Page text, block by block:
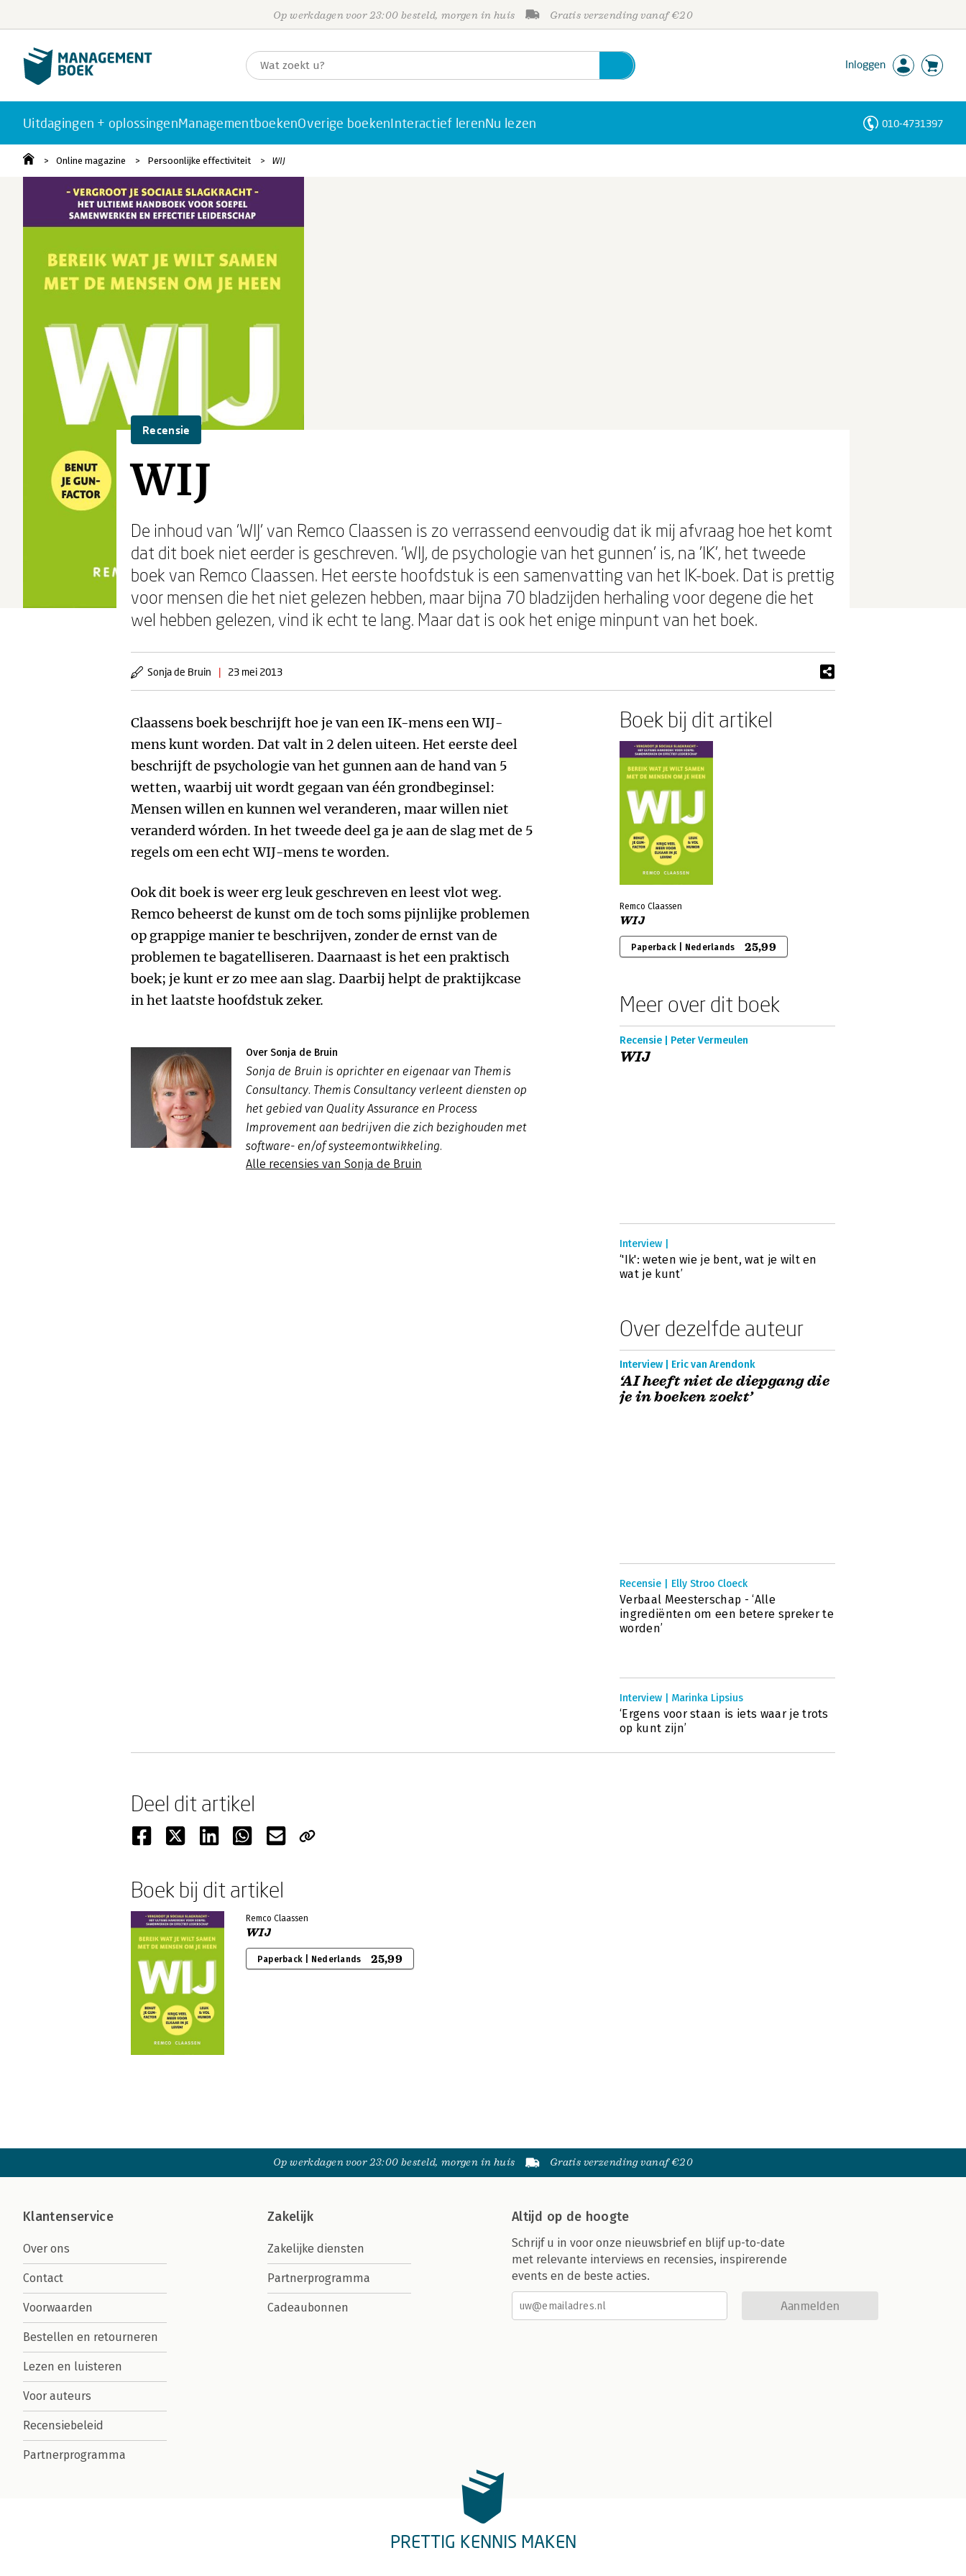
Op werkdagen voor 23:00 besteld, morgen in huis Gratis verzending vanaf €20
Inloggen
Uitdagingen + oplossingenManagementboekenOverige boekenInteractief lerenNu lezen 010-4731397
Online magazine Persoonlijke effectiviteit WIJ
Recensie
WIJ
De inhoud van 'WIJ' van Remco Claassen is zo verrassend eenvoudig dat ik mij afvraag hoe het komt
dat dit boek niet eerder is geschreven. 'WIJ, de psychologie van het gunnen' is, na 'IK', het tweede
boek van Remco Claassen. Het eerste hoofdstuk is een samenvatting van het IK-boek. Dat is prettig
voor mensen die het niet gelezen hebben, maar bijna 70 bladzijden herhaling voor degene die het
wel hebben gelezen, vind ik echt te lang. Maar dat is ook het enige minpunt van het boek.
Sonja de Bruin | 23 mei 2013
Claassens boek beschrijft hoe je van een IK-mens een WIJ-
mens kunt worden. Dat valt in 2 delen uiteen. Het eerste deel
beschrijft de psychologie van het gunnen aan de hand van 5
wetten, waarbij uit wordt gegaan van één grondbeginsel:
Mensen willen en kunnen wel veranderen, maar willen niet
veranderd wórden. In het tweede deel ga je aan de slag met de 5
regels om een echt WIJ-mens te worden.
Ook dit boek is weer erg leuk geschreven en leest vlot weg.
Remco beheerst de kunst om de toch soms pijnlijke problemen
op grappige manier te beschrijven, zonder de ernst van de
problemen te bagatelliseren. Daarnaast is het een praktisch
boek; je kunt er zo mee aan slag. Daarbij helpt de praktijkcase
in het laatste hoofdstuk zeker.
Over Sonja de Bruin
Sonja de Bruin is oprichter en eigenaar van Themis
Consultancy. Themis Consultancy verleent diensten op
het gebied van Quality Assurance en Process
Improvement aan bedrijven die zich bezighouden met
software- en/of systeemontwikkeling.
Alle recensies van Sonja de Bruin
Boek bij dit artikel
Remco Claassen
WIJ
Paperback | Nederlands 25,99
Meer over dit boek
Recensie | Peter Vermeulen
WIJ
Interview |
‘'Ik': weten wie je bent, wat je wilt en
wat je kunt’
Over dezelfde auteur
Interview | Eric van Arendonk
‘AI heeft niet de diepgang die
je in boeken zoekt’
Recensie | Elly Stroo Cloeck
Verbaal Meesterschap - ‘Alle
ingrediënten om een betere spreker te
worden’
Interview | Marinka Lipsius
‘Ergens voor staan is iets waar je trots
op kunt zijn’
Deel dit artikel
Boek bij dit artikel
Remco Claassen
WIJ
Paperback | Nederlands 25,99
Op werkdagen voor 23:00 besteld, morgen in huis Gratis verzending vanaf €20
Klantenservice
Over ons
Contact
Voorwaarden
Bestellen en retourneren
Lezen en luisteren
Voor auteurs
Recensiebeleid
Partnerprogramma
Zakelijk
Zakelijke diensten
Partnerprogramma
Cadeaubonnen
Altijd op de hoogte
Schrijf u in voor onze nieuwsbrief en blijf up-to-date
met relevante interviews en recensies, inspirerende
events en de beste acties.
Aanmelden
PRETTIG KENNIS MAKEN
Personen